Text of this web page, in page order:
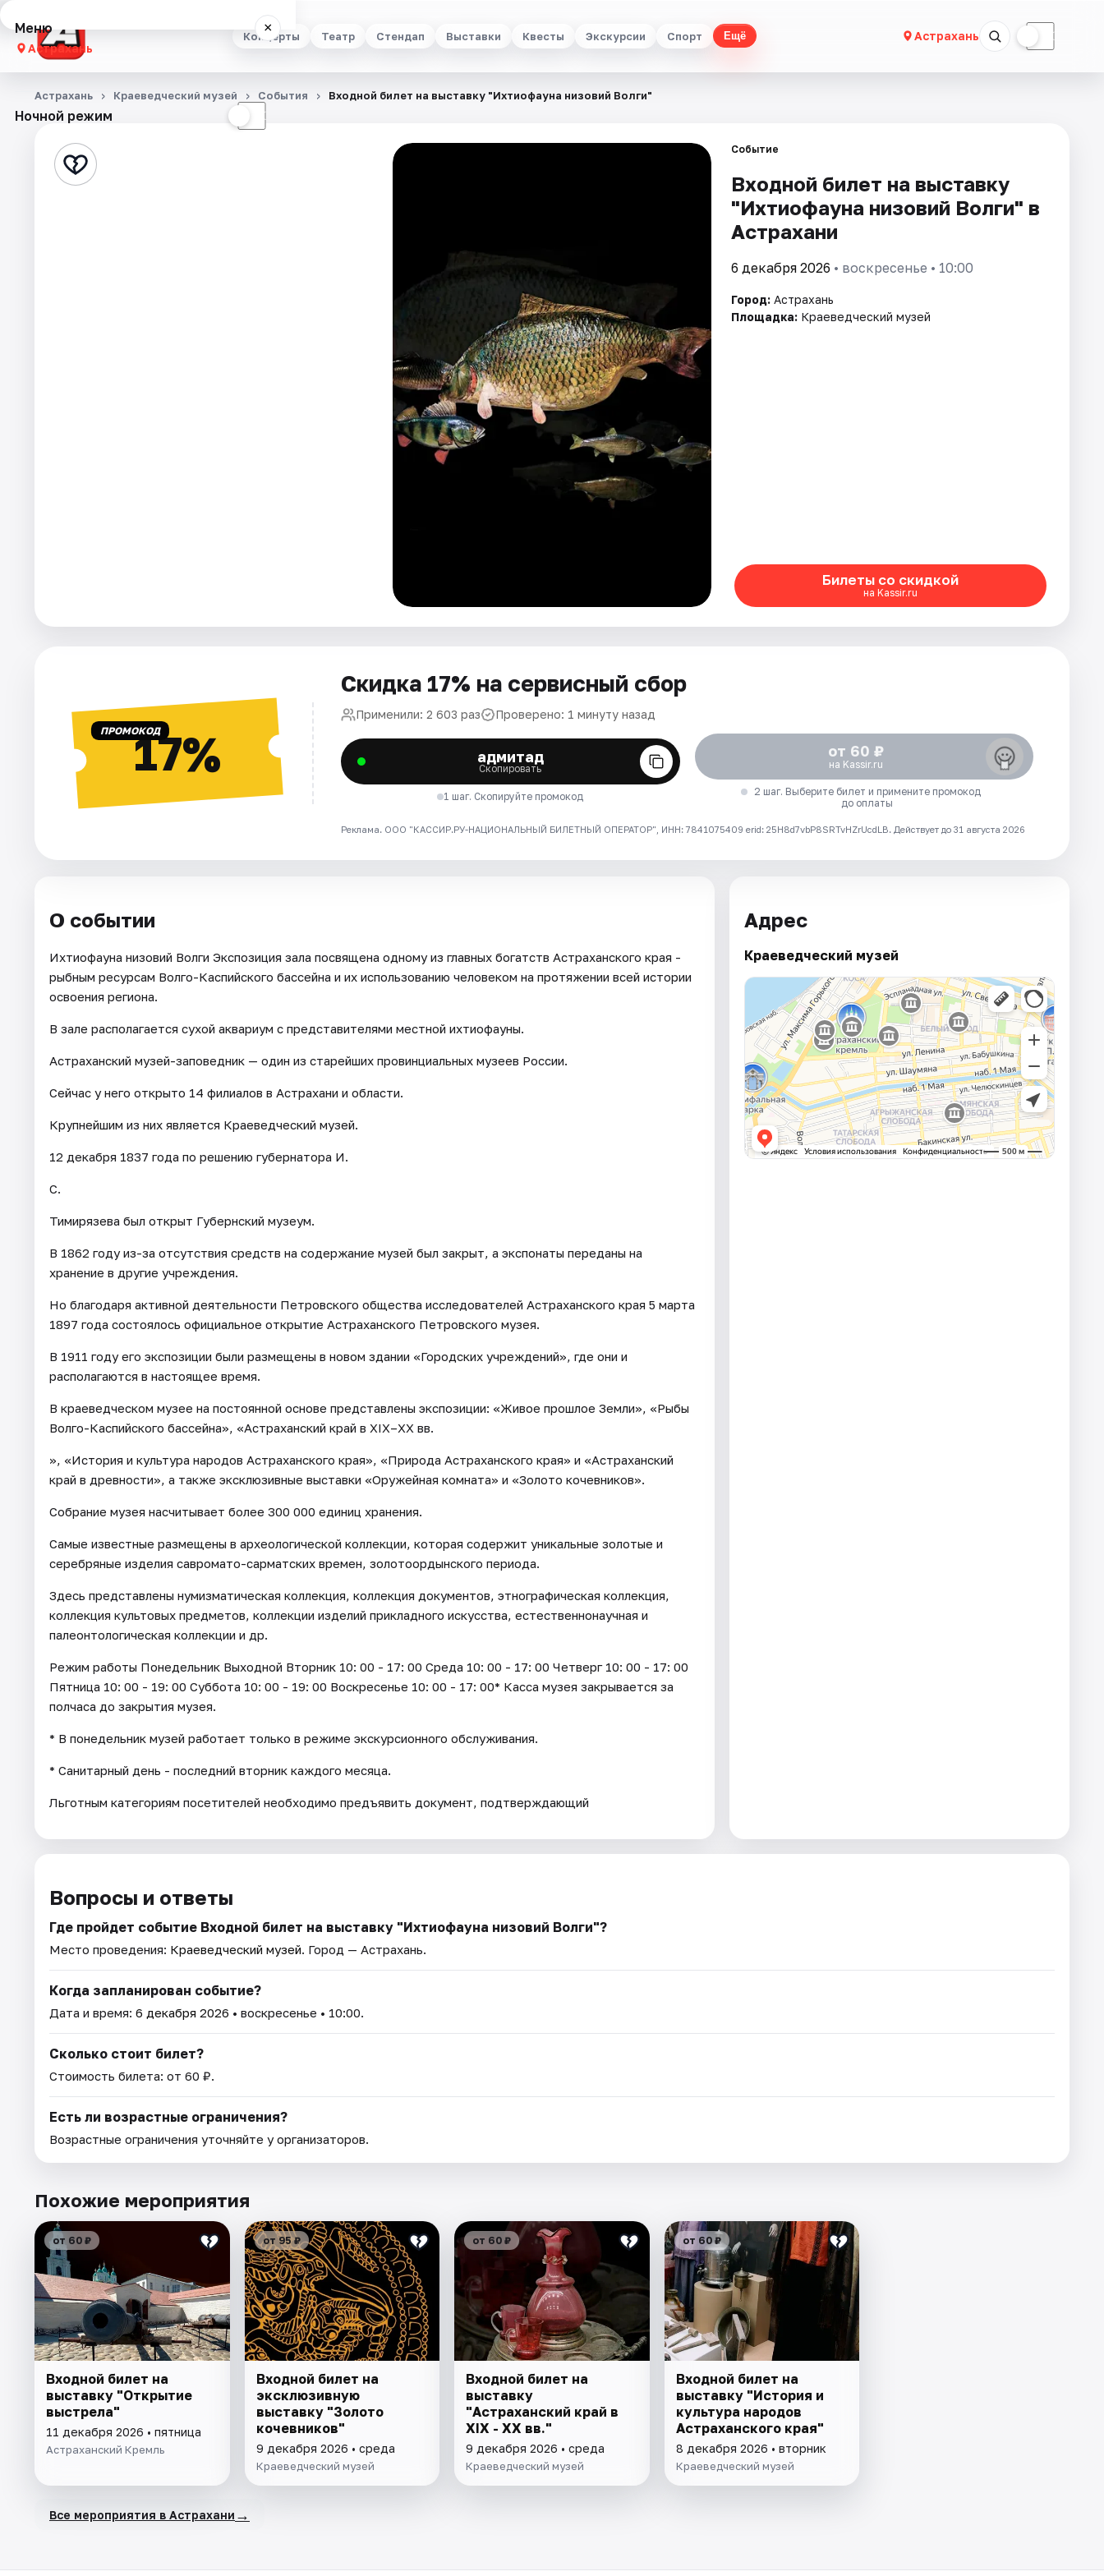
Концерты Театр Стендап Выставки Квесты Экскурсии Спорт Ещё Астрахань ☾
Меню ×
Астрахань
Концерты
Стендап
Ночной режим ☾
Астрахань Краеведческий музей События Входной билет на выставку "Ихтиофауна низовий Волги"
Событие
Входной билет на выставку
"Ихтиофауна низовий Волги" в
Астрахани
6 декабря 2026 • воскресенье • 10:00
Город: Астрахань
Площадка: Краеведческий музей
Билеты со скидкой
на Kassir.ru
ПРОМОКОД17%
Скидка 17% на сервисный сбор
Применили: 2 603 раз Проверено: 1 минуту назад
адмитад
Скопировать
1 шаг. Скопируйте промокод
от 60 ₽
на Kassir.ru
2 шаг. Выберите билет и примените промокод
до оплаты
Реклама. ООО "КАССИР.РУ-НАЦИОНАЛЬНЫЙ БИЛЕТНЫЙ ОПЕРАТОР", ИНН: 7841075409 erid: 25H8d7vbP8SRTvHZrUcdLB. Действует до 31 августа 2026
О событии
Ихтиофауна низовий Волги Экспозиция зала посвящена одному из главных богатств Астраханского края -
рыбным ресурсам Волго-Каспийского бассейна и их использованию человеком на протяжении всей истории
освоения региона.
В зале располагается сухой аквариум с представителями местной ихтиофауны.
Астраханский музей-заповедник — один из старейших провинциальных музеев России.
Сейчас у него открыто 14 филиалов в Астрахани и области.
Крупнейшим из них является Краеведческий музей.
12 декабря 1837 года по решению губернатора И.
С.
Тимирязева был открыт Губернский музеум.
В 1862 году из-за отсутствия средств на содержание музей был закрыт, а экспонаты переданы на
хранение в другие учреждения.
Но благодаря активной деятельности Петровского общества исследователей Астраханского края 5 марта
1897 года состоялось официальное открытие Астраханского Петровского музея.
В 1911 году его экспозиции были размещены в новом здании «Городских учреждений», где они и
располагаются в настоящее время.
В краеведческом музее на постоянной основе представлены экспозиции: «Живое прошлое Земли», «Рыбы
Волго-Каспийского бассейна», «Астраханский край в XIX–XX вв.
», «История и культура народов Астраханского края», «Природа Астраханского края» и «Астраханский
край в древности», а также эксклюзивные выставки «Оружейная комната» и «Золото кочевников».
Собрание музея насчитывает более 300 000 единиц хранения.
Самые известные размещены в археологической коллекции, которая содержит уникальные золотые и
серебряные изделия савромато-сарматских времен, золотоордынского периода.
Здесь представлены нумизматическая коллекция, коллекция документов, этнографическая коллекция,
коллекция культовых предметов, коллекции изделий прикладного искусства, естественнонаучная и
палеонтологическая коллекции и др.
Режим работы Понедельник Выходной Вторник 10: 00 - 17: 00 Среда 10: 00 - 17: 00 Четверг 10: 00 - 17: 00
Пятница 10: 00 - 19: 00 Суббота 10: 00 - 19: 00 Воскресенье 10: 00 - 17: 00* Касса музея закрывается за
полчаса до закрытия музея.
* В понедельник музей работает только в режиме экскурсионного обслуживания.
* Санитарный день - последний вторник каждого месяца.
Льготным категориям посетителей необходимо предъявить документ, подтверждающий
Адрес
Краеведческий музей
Вопросы и ответы
Где пройдет событие Входной билет на выставку "Ихтиофауна низовий Волги"?
Место проведения: Краеведческий музей. Город — Астрахань.
Когда запланирован событие?
Дата и время: 6 декабря 2026 • воскресенье • 10:00.
Сколько стоит билет?
Стоимость билета: от 60 ₽.
Есть ли возрастные ограничения?
Возрастные ограничения уточняйте у организаторов.
Похожие мероприятия
от 60 ₽
Входной билет на
выставку "Открытие
выстрела"
11 декабря 2026 • пятница
Астраханский Кремль
от 95 ₽
Входной билет на
эксклюзивную
выставку "Золото
кочевников"
9 декабря 2026 • среда
Краеведческий музей
от 60 ₽
Входной билет на
выставку
"Астраханский край в
XIX - XX вв."
9 декабря 2026 • среда
Краеведческий музей
от 60 ₽
Входной билет на
выставку "История и
культура народов
Астраханского края"
8 декабря 2026 • вторник
Краеведческий музей
Все мероприятия в Астрахани →